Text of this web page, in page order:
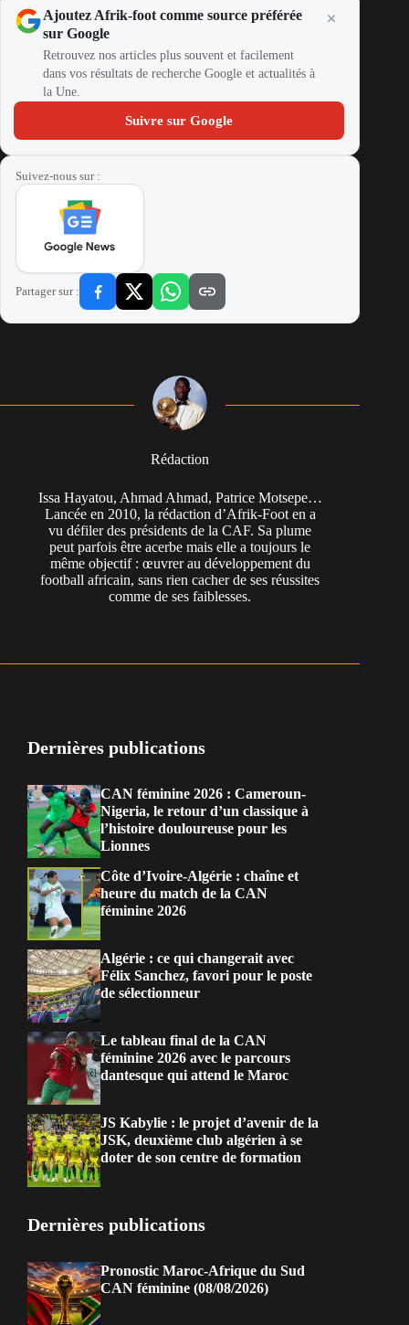
Ajoutez Afrik-foot comme source préférée
sur Google
Retrouvez nos articles plus souvent et facilement
dans vos résultats de recherche Google et actualités à
la Une.
Suivre sur Google
Suivez-nous sur :
Partager sur :
Rédaction
Issa Hayatou, Ahmad Ahmad, Patrice Motsepe…
Lancée en 2010, la rédaction d’Afrik-Foot en a
vu défiler des présidents de la CAF. Sa plume
peut parfois être acerbe mais elle a toujours le
même objectif : œuvrer au développement du
football africain, sans rien cacher de ses réussites
comme de ses faiblesses.
Dernières publications
CAN féminine 2026 : Cameroun-
Nigeria, le retour d’un classique à
l’histoire douloureuse pour les
Lionnes
Côte d’Ivoire-Algérie : chaîne et
heure du match de la CAN
féminine 2026
Algérie : ce qui changerait avec
Félix Sanchez, favori pour le poste
de sélectionneur
Le tableau final de la CAN
féminine 2026 avec le parcours
dantesque qui attend le Maroc
JS Kabylie : le projet d’avenir de la
JSK, deuxième club algérien à se
doter de son centre de formation
Dernières publications
Pronostic Maroc-Afrique du Sud
CAN féminine (08/08/2026)